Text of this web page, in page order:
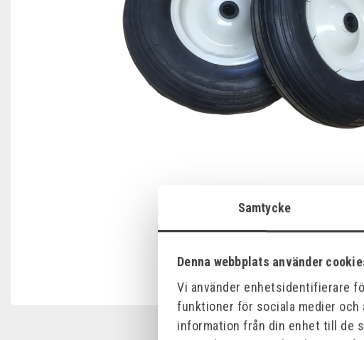
Samtycke
Denna webbplats använder
Vi använder enhetsidentifierare
funktioner för sociala medier och
information från din enhet till de